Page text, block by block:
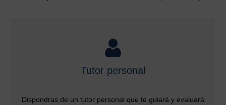
Tutor personal
Dispondras de un tutor personal que te guiará y evaluará